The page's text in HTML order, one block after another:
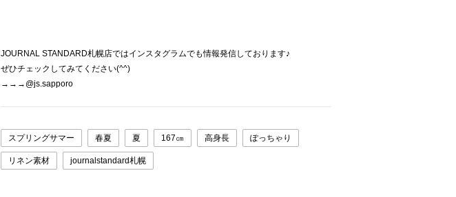
JOURNAL STANDARD札幌店ではインスタグラムでも情報発信しております♪
ぜひチェックしてみてください(^^)
→→→@js.sapporo
スプリングサマー 春夏 夏 167㎝ 高身長 ぽっちゃり
リネン素材 journalstandard札幌